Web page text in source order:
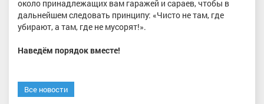
около принадлежащих вам гаражей и сараев, чтобы в
дальнейшем следовать принципу: «Чисто не там, где
убирают, а там, где не мусорят!».
Наведём порядок вместе!
Все новости